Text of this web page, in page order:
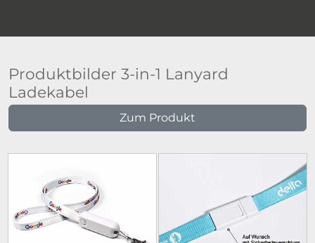
Produktbilder 3-in-1 Lanyard
Ladekabel
Zum Produkt